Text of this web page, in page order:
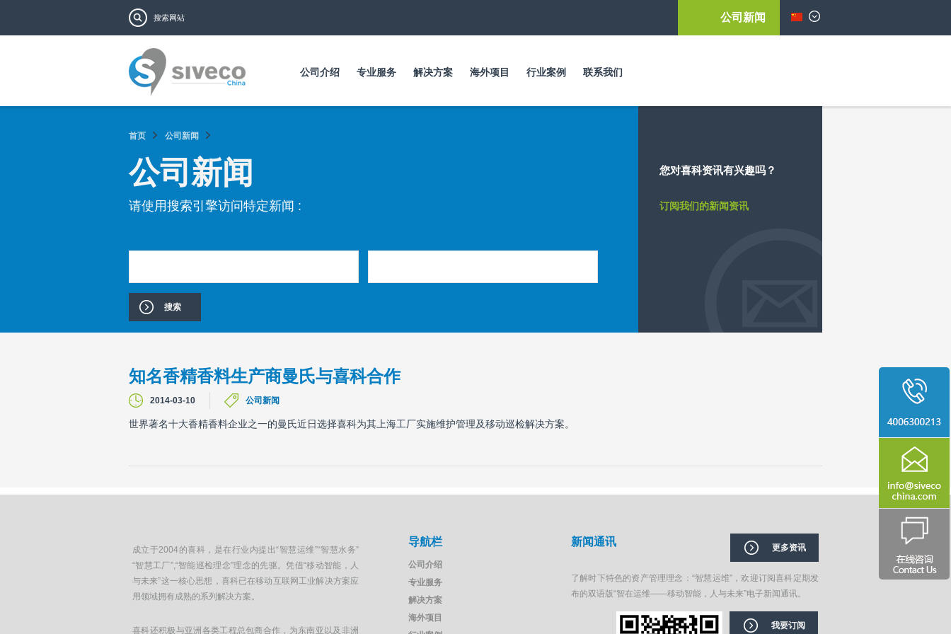
到
要
内
搜索表单 公司新闻
公司介绍 专业服务 解决方案 海外项目 行业案例 联系我们
首页 公司新闻
公司新闻 您对喜科资讯有兴趣吗？
订阅我们的新闻资讯
请使用搜索引擎访问特定新闻 :
知名香精香料生产商曼氏与喜科合作
2014-03-10 公司新闻
世界著名十大香精香料企业之一的曼氏近日选择喜科为其上海工厂实施维护管理及移动巡检解决方案。
成立于2004的喜科，是在行业内提出“智慧运维”“智慧水务”
“智慧工厂”,“智能巡检理念”理念的先驱。凭借“移动智能，人
与未来”这一核心思想，喜科已在移动互联网工业解决方案应
用领域拥有成熟的系列解决方案。
喜科还积极与亚洲各类工程总包商合作，为东南亚以及非洲
导航栏
公司介绍
专业服务
解决方案
海外项目
新闻通讯 更多资讯
了解时下特色的资产管理理念：“智慧运维”，欢迎订阅喜科定期发
布的双语版“智在运维——移动智能，人与未来”电子新闻通讯。
我要订阅